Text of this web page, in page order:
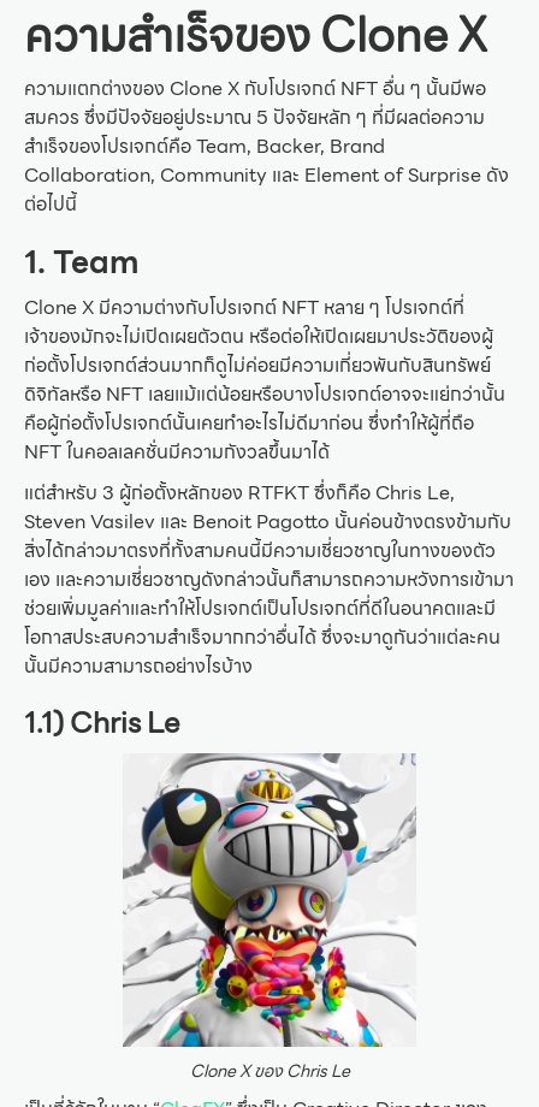
ความสำเร็จของ Clone X
ความแตกต่างของ Clone X กับโปรเจกต์ NFT อื่น ๆ นั้นมีพอ
สมควร ซึ่งมีปัจจัยอยู่ประมาณ 5 ปัจจัยหลัก ๆ ที่มีผลต่อความ
สำเร็จของโปรเจกต์คือ Team, Backer, Brand
Collaboration, Community และ Element of Surprise ดัง
ต่อไปนี้
1.Team
Clone X มีความต่างกับโปรเจกต์ NFT หลาย ๆ โปรเจกต์ที่
เจ้าของมักจะไม่เปิดเผยตัวตน หรือต่อให้เปิดเผยมาประวัติของผู้
ก่อตั้งโปรเจกต์ส่วนมากก็ดูไม่ค่อยมีความเกี่ยวพันกับสินทรัพย์
ดิจิทัลหรือ NFT เลยแม้แต่น้อยหรือบางโปรเจกต์อาจจะแย่กว่านั้น
คือผู้ก่อตั้งโปรเจกต์นั้นเคยทำอะไรไม่ดีมาก่อน ซึ่งทำให้ผู้ที่ถือ
NFT ในคอลเลคชั่นมีความกังวลขึ้นมาได้
แต่สำหรับ 3 ผู้ก่อตั้งหลักของ RTFKT ซึ่งก็คือ Chris Le,
Steven Vasilev และ Benoit Pagotto นั้นค่อนข้างตรงข้ามกับ
สิ่งได้กล่าวมาตรงที่ทั้งสามคนนี้มีความเชี่ยวชาญในทางของตัว
เอง และความเชี่ยวชาญดังกล่าวนั้นก็สามารถความหวังการเข้ามา
ช่วยเพิ่มมูลค่าและทำให้โปรเจกต์เป็นโปรเจกต์ที่ดีในอนาคตและมี
โอกาสประสบความสำเร็จมากกว่าอื่นได้ ซึ่งจะมาดูกันว่าแต่ละคน
นั้นมีความสามารถอย่างไรบ้าง
1.1) Chris Le
Clone X ของ Chris Le